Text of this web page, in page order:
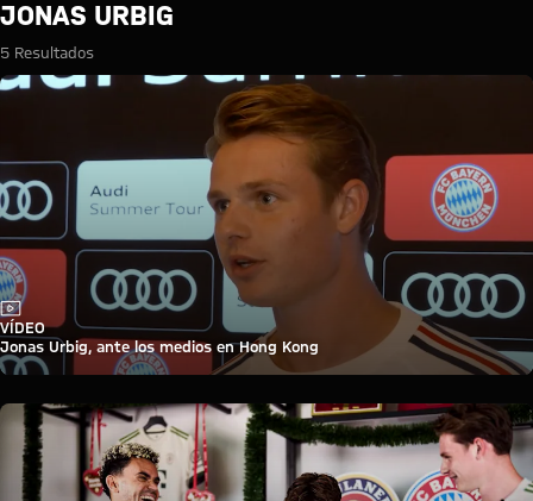
Búsqueda: Jonas Urbig
JONAS URBIG
5 Resultados
Vídeo
VÍDEO
Jonas Urbig, ante los medios en Hong Kong